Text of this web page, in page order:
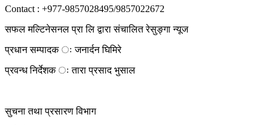
Contact : +977-9857028495/9857022672
सफल मल्टिनेसनल प्रा लि द्वारा संचालित रेसुङ्गा न्यूज
प्रधान सम्पादक ः जनार्दन घिमिरे
प्रवन्ध निर्देशक ः तारा प्रसाद भुसाल
सुचना तथा प्रसारण विभाग